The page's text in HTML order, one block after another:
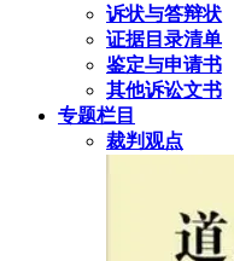
诉状与答辩状
证据目录清单
鉴定与申请书
其他诉讼文书
专题栏目
裁判观点